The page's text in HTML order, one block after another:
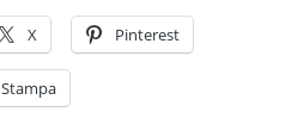
X Pinterest
Stampa